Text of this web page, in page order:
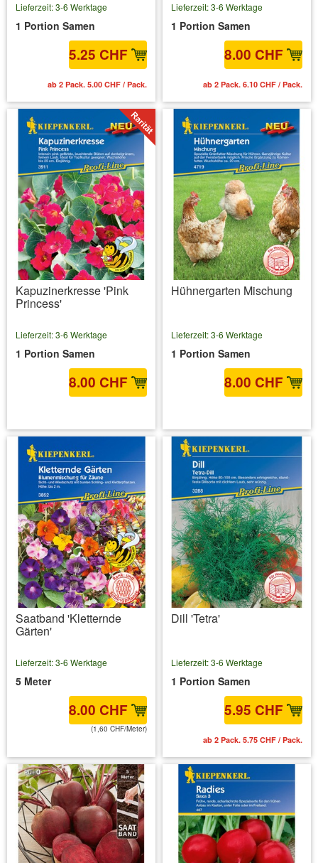
Lieferzeit: 3-6 Werktage
1 Portion Samen
5.25 CHF
ab 2 Pack. 5.00 CHF / Pack.
Lieferzeit: 3-6 Werktage
1 Portion Samen
8.00 CHF
ab 2 Pack. 6.10 CHF / Pack.
Kapuzinerkresse 'Pink
Princess'
Lieferzeit: 3-6 Werktage
1 Portion Samen
8.00 CHF
Hühnergarten Mischung
Lieferzeit: 3-6 Werktage
1 Portion Samen
8.00 CHF
Saatband 'Kletternde
Gärten'
Lieferzeit: 3-6 Werktage
5 Meter
8.00 CHF
(1,60 CHF/Meter)
Dill 'Tetra'
Lieferzeit: 3-6 Werktage
1 Portion Samen
5.95 CHF
ab 2 Pack. 5.75 CHF / Pack.